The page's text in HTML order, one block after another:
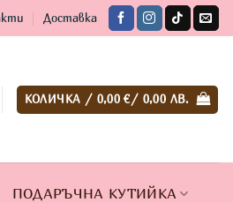
Доставка
КОЛИЧКА / 0,00€/ 0,00 ЛВ.
ПОДАРЪЧНА КУТИЙКА